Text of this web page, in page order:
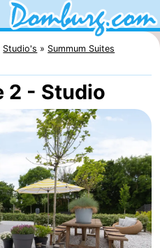
Studio's
Summum Suites
2 - Studio